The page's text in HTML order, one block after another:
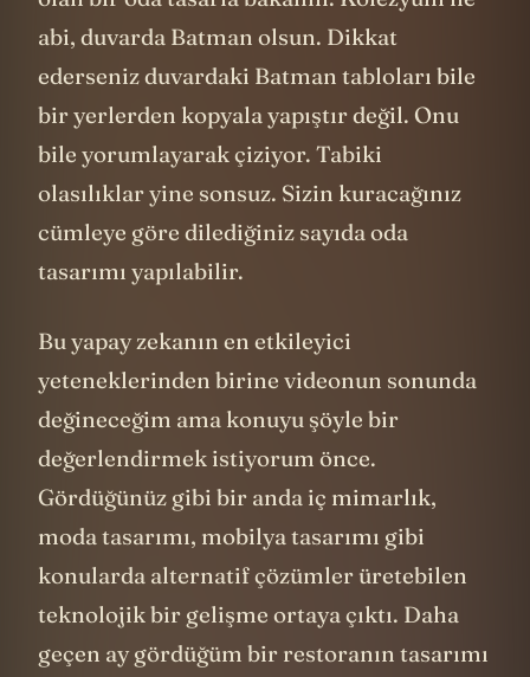
abi, duvarda Batman olsun. Dikkat
ederseniz duvardaki Batman tabloları bile
bir yerlerden kopyala yapıştır değil. Onu
bile yorumlayarak çiziyor. Tabiki
olasılıklar yine sonsuz. Sizin kuracağınız
cümleye göre dilediğiniz sayıda oda
tasarımı yapılabilir.
Bu yapay zekanın en etkileyici
yeteneklerinden birine videonun sonunda
değineceğim ama konuyu şöyle bir
değerlendirmek istiyorum önce.
Gördüğünüz gibi bir anda iç mimarlık,
moda tasarımı, mobilya tasarımı gibi
konularda alternatif çözümler üretebilen
teknolojik bir gelişme ortaya çıktı. Daha
geçen ay gördüğüm bir restoranın tasarımı